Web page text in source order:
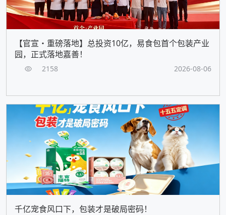
【官宣・重磅落地】总投资10亿，易食包首个包装产业
园，正式落地嘉善！
2158 2026-08-06
千亿宠食风口下，包装才是破局密码！